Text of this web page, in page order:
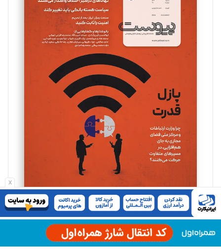
x
تحریریه
مینا پاکدل
یسنا امان‌پور
تحریریه
ملینا جعفری
تحریریه
مصطفی مسجدی آرانی
تحریریه
بابک نقاش
اشتراک پیوست